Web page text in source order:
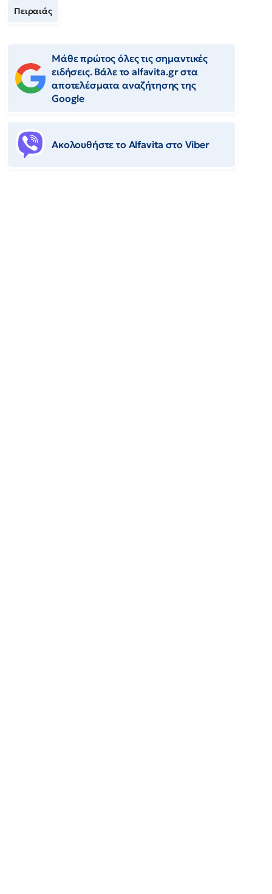
Πειραιάς
Μάθε πρώτος όλες τις σημαντικές
ειδήσεις. Βάλε το alfavita.gr στα
αποτελέσματα αναζήτησης της
Google
Ακολουθήστε το Αlfavita στο Viber